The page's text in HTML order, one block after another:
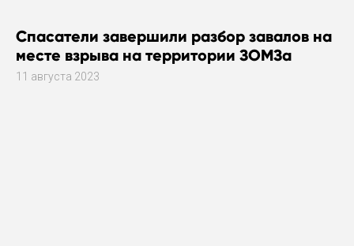
Спасатели завершили разбор завалов на
месте взрыва на территории ЗОМЗа
11 августа 2023